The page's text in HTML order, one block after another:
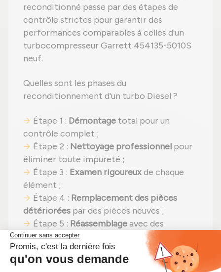
reconditionné passe par des étapes de
contrôle strictes pour garantir des
performances comparables à celles d'un
turbocompresseur Garrett 454135-5010S
neuf.
Quelles sont les phases du
reconditionnement d'un turbo Diesel ?
Étape 1 : Démontage total pour un
contrôle complet ;
Étape 2 : Nettoyage professionnel pour
éliminer toute impureté ;
Étape 3 : Examen rigoureuxde chaque
élément ;
Étape 4 : Remplacement des pièces
détériorées par des pièces neuves ;
Étape 5 : Réassemblageavec des
réglages effectués selon les normes du
constructeur ;
Étape 6 :Contrôle qualité
sur banc